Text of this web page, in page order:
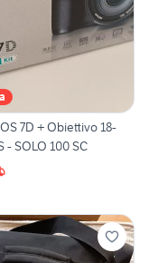
7D + Obiettivo 18-
- SOLO 100 SC